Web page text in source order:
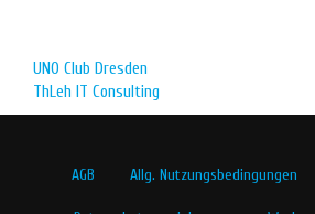
UNO Club Dresden
ThLeh IT Consulting
AGB Allg. Nutzungsbedingungen